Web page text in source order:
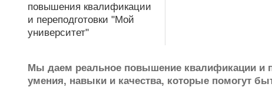
повышения квалификации
и переподготовки "Мой
университет"
Мы даем реальное повышение квалификации и
умения, навыки и качества, которые помогут